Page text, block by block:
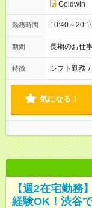
Goldwin
勤務時間
期間 長期のお仕
特徴 シフト勤務 /
気になる！
【週2在宅勤務
経験OK！渋谷